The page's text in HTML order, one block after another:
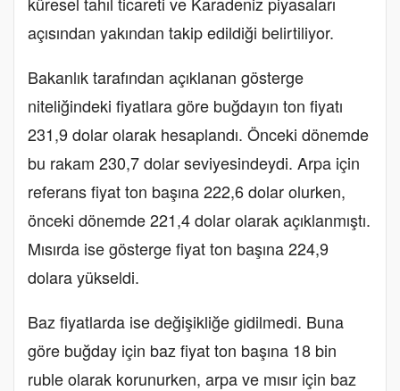
açısından yakından takip edildiği belirtiliyor.
Bakanlık tarafından açıklanan gösterge
niteliğindeki fiyatlara göre buğdayın ton fiyatı
231,9 dolar olarak hesaplandı. Önceki dönemde
bu rakam 230,7 dolar seviyesindeydi. Arpa için
referans fiyat ton başına 222,6 dolar olurken,
önceki dönemde 221,4 dolar olarak açıklanmıştı.
Mısırda ise gösterge fiyat ton başına 224,9
dolara yükseldi.
Baz fiyatlarda ise değişikliğe gidilmedi. Buna
göre buğday için baz fiyat ton başına 18 bin
ruble olarak korunurken, arpa ve mısır için baz